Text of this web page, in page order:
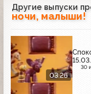
Другие выпуски
ночи, малыши!
03:26
30